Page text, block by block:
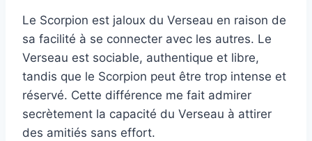
Le Scorpion est jaloux du Verseau en raison de
sa facilité à se connecter avec les autres. Le
Verseau est sociable, authentique et libre,
tandis que le Scorpion peut être trop intense et
réservé. Cette différence me fait admirer
secrètement la capacité du Verseau à attirer
des amitiés sans effort.